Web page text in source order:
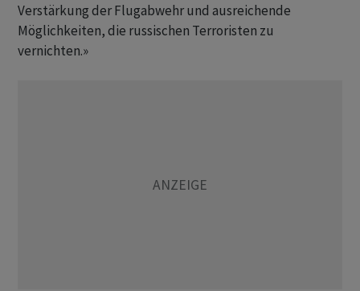
Verstärkung der Flugabwehr und ausreichende
Möglichkeiten, die russischen Terroristen zu
vernichten.»